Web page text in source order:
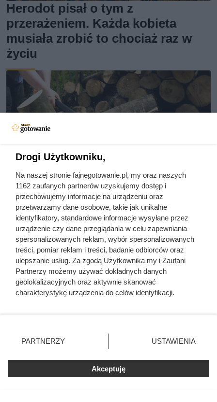
Herodot pisał o tym z
przerażeniem. Każda kobieta
musiała zrobić to chociaż raz w
życiu
Ten gatunek drewna daje
najwięcej ciepła, a Polacy rzadko
go kupują. Prawdziwy król
kaloryczności
Drogi Użytkowniku,
Na naszej stronie fajnegotowanie.pl, my oraz naszych
1162 zaufanych partnerów uzyskujemy dostęp i
przechowujemy informacje na urządzeniu oraz
przetwarzamy dane osobowe, takie jak unikalne
identyfikatory, standardowe informacje wysyłane przez
urządzenie czy dane przeglądania w celu zapewniania
spersonalizowanych reklam, wybór spersonalizowanych
treści, pomiar reklam i treści, badanie odbiorców oraz
ulepszanie usług. Za zgodą Użytkownika my i Zaufani
Partnerzy możemy używać dokładnych danych
geolokalizacyjnych oraz aktywnie skanować
charakterystykę urządzenia do celów identyfikacji.
zmienić/wycofać klikając przycisk ustawień prywatności
znajdujący się w lewym dolnym rogu strony
rodzaje przetwarzania danych nie wymagają zgody
użytkownika, ale masz prawo sprzeciwić się takiemu
przetwarzaniu. Preferencje będą miały zastosowania tylko
PARTNERZY USTAWIENIA
Akceptuję